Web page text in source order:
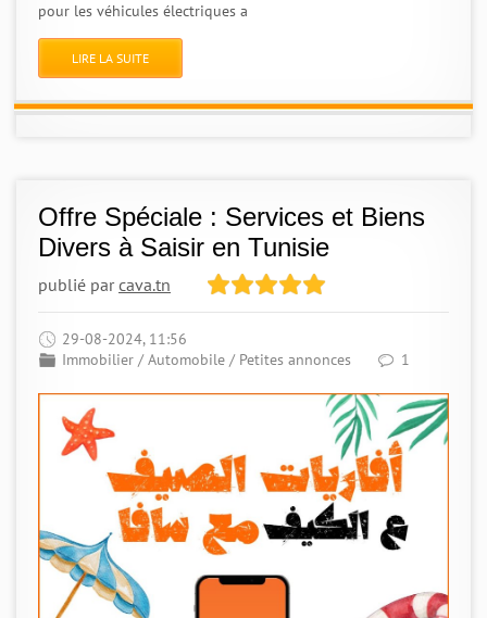
pour les véhicules électriques a
LIRE LA SUITE
Offre Spéciale : Services et Biens
Divers à Saisir en Tunisie
publié parcava.tn
29-08-2024, 11:56
Immobilier /Automobile / Petites annonces 1